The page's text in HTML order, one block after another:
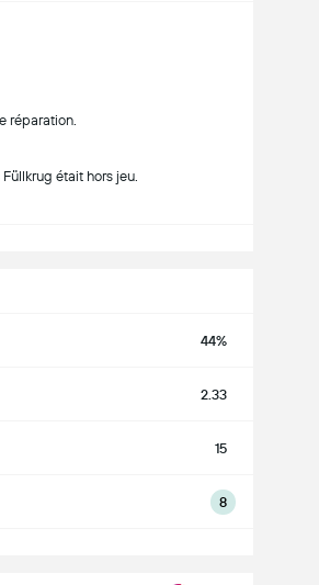
réparation.
était hors jeu.
44%
2.33
15
8